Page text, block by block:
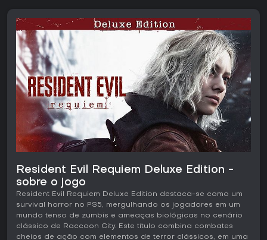
Resident Evil Requiem Deluxe Edition -
sobre o jogo
Resident Evil Requiem Deluxe Edition destaca-se como um
survival horror no PS5, mergulhando os jogadores em um
mundo tenso de zumbis e ameaças biológicas no cenário
clássico de Raccoon City. Este título combina combates
cheios de ação com elementos de terror clássicos, em uma